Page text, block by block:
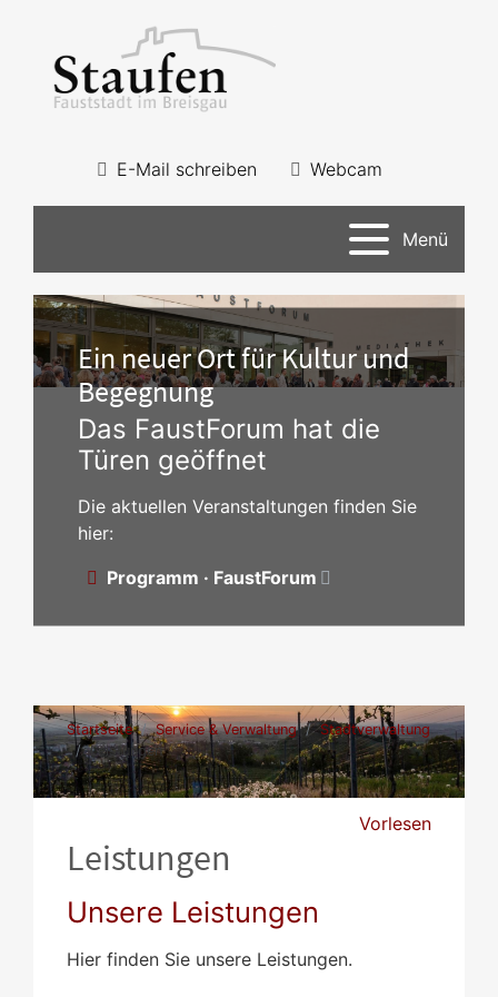
E-Mail schreiben Webcam
Menü
Ein neuer Ort für Kultur und
Begegnung
Das FaustForum hat die
Türen geöffnet
Die aktuellen Veranstaltungen finden Sie
hier:
Programm · FaustForum
Startseite Service & Verwaltung
Stadtverwaltung
Leistungen
Vorlesen
Leistungen
Unsere Leistungen
Hier finden Sie unsere Leistungen.